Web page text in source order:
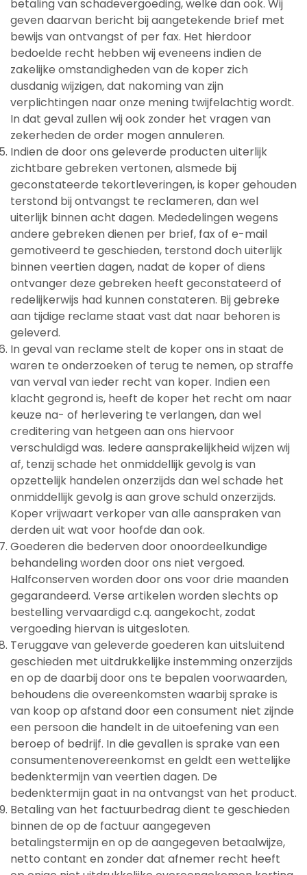
betaling van schadevergoeding, welke dan ook. Wij
geven daarvan bericht bij aangetekende brief met
bewijs van ontvangst of per fax. Het hierdoor
bedoelde recht hebben wij eveneens indien de
zakelijke omstandigheden van de koper zich
dusdanig wijzigen, dat nakoming van zijn
verplichtingen naar onze mening twijfelachtig wordt.
In dat geval zullen wij ook zonder het vragen van
zekerheden de order mogen annuleren.
Indien de door ons geleverde producten uiterlijk
zichtbare gebreken vertonen, alsmede bij
geconstateerde tekortleveringen, is koper gehouden
terstond bij ontvangst te reclameren, dan wel
uiterlijk binnen acht dagen. Mededelingen wegens
andere gebreken dienen per brief, fax of e-mail
gemotiveerd te geschieden, terstond doch uiterlijk
binnen veertien dagen, nadat de koper of diens
ontvanger deze gebreken heeft geconstateerd of
redelijkerwijs had kunnen constateren. Bij gebreke
aan tijdige reclame staat vast dat naar behoren is
geleverd.
In geval van reclame stelt de koper ons in staat de
waren te onderzoeken of terug te nemen, op straffe
van verval van ieder recht van koper. Indien een
klacht gegrond is, heeft de koper het recht om naar
keuze na- of herlevering te verlangen, dan wel
creditering van hetgeen aan ons hiervoor
verschuldigd was. Iedere aansprakelijkheid wijzen wij
af, tenzij schade het onmiddellijk gevolg is van
opzettelijk handelen onzerzijds dan wel schade het
onmiddellijk gevolg is aan grove schuld onzerzijds.
Koper vrijwaart verkoper van alle aanspraken van
derden uit wat voor hoofde dan ook.
Goederen die bederven door onoordeelkundige
behandeling worden door ons niet vergoed.
Halfconserven worden door ons voor drie maanden
gegarandeerd. Verse artikelen worden slechts op
bestelling vervaardigd c.q. aangekocht, zodat
vergoeding hiervan is uitgesloten.
Teruggave van geleverde goederen kan uitsluitend
geschieden met uitdrukkelijke instemming onzerzijds
en op de daarbij door ons te bepalen voorwaarden,
behoudens die overeenkomsten waarbij sprake is
van koop op afstand door een consument niet zijnde
een persoon die handelt in de uitoefening van een
beroep of bedrijf. In die gevallen is sprake van een
consumentenovereenkomst en geldt een wettelijke
bedenktermijn van veertien dagen. De
bedenktermijn gaat in na ontvangst van het product.
Betaling van het factuurbedrag dient te geschieden
binnen de op de factuur aangegeven
betalingstermijn en op de aangegeven betaalwijze,
netto contant en zonder dat afnemer recht heeft